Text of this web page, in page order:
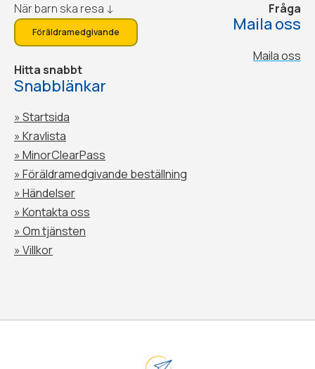
När barn ska resa ↓
Föräldramedgivande
Hitta snabbt
Snabblänkar
» Startsida
» Kravlista
» MinorClearPass
» Föräldramedgivande beställning
» Händelser
» Kontakta oss
» Om tjänsten
» Villkor
Fråga
Maila oss
Maila oss